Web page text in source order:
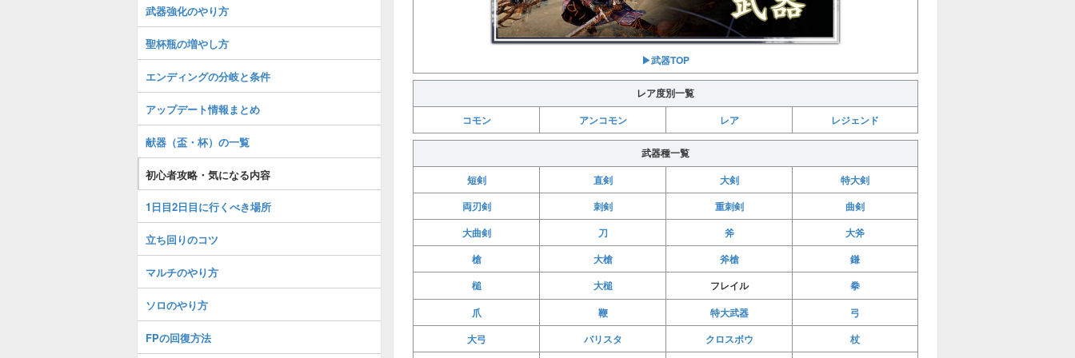
▶︎武器TOP
レア度別一覧
コモン アンコモン レア レジェンド
武器種一覧
短剣 直剣 大剣
特大剣
両刃剣
刺剣 重刺剣
曲剣
大曲剣
刀 斧
大斧
槍
大槍 斧槍
鎌
槌
大槌 フレイル
拳
爪
鞭 特大武器
弓
大弓
バリスタ クロスボウ 杖
武器強化のやり方
聖杯瓶の増やし方
エンディングの分岐と条件
アップデート情報まとめ
献器（盃・杯）の一覧
初心者攻略・気になる内容
1日目2日目に行くべき場所
立ち回りのコツ
マルチのやり方
ソロのやり方
FPの回復方法